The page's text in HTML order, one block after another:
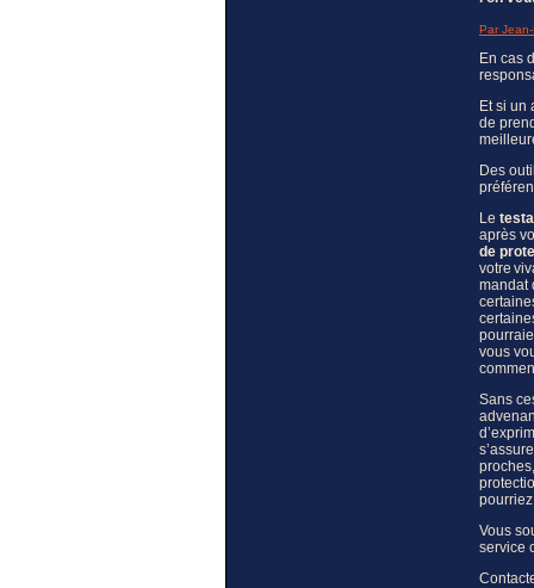
Par
En cas
Et si un
de
Des
Le
après
de
votre
mandat
vous
Sans
Vous
service